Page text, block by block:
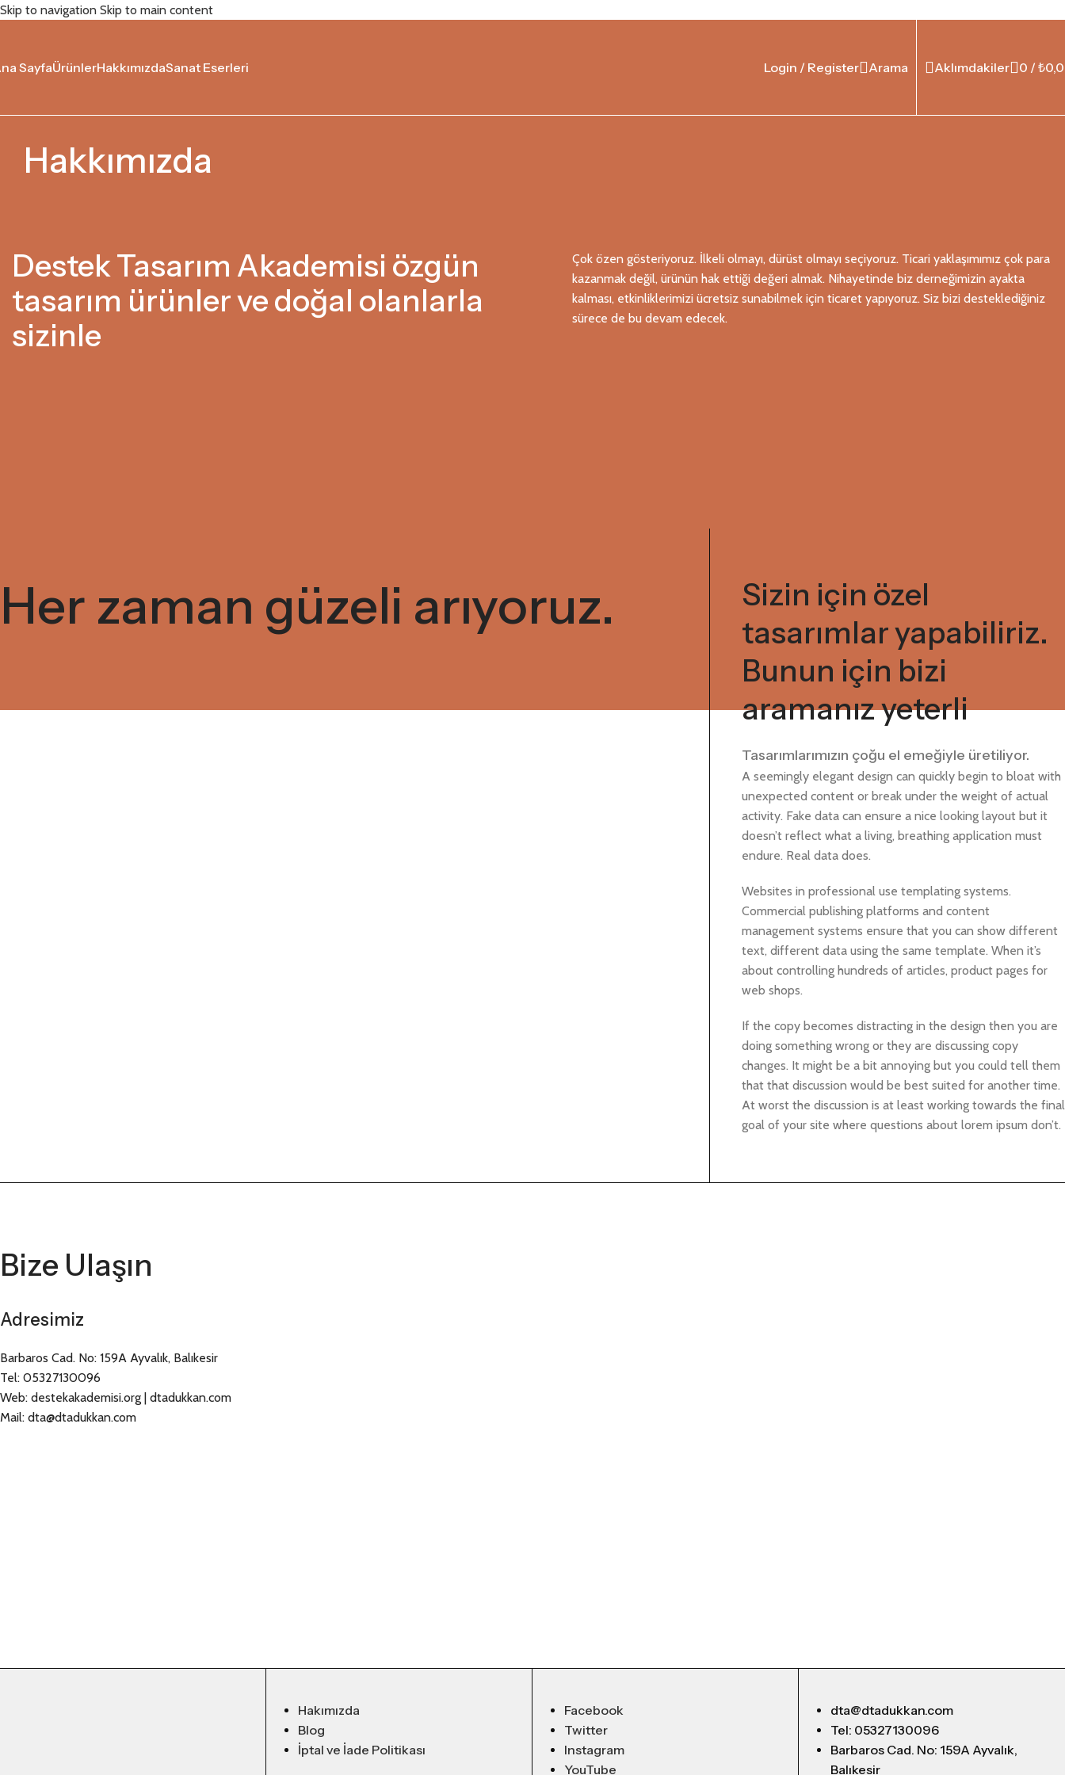
Skip to navigation Skip to main content
SayfaÜrünlerHakkımızdaSanat Eserleri Login / Register Arama Aklımdakiler 0 / ₺
Hakkımızda
Destek Tasarım Akademisi özgün
tasarım ürünler ve doğal olanlarla
sizinle
Çok özen gösteriyoruz. İlkeli olmayı, dürüst olmayı seçiyoruz. Ticari yaklaşımımız çok para
kazanmak değil, ürünün hak ettiği değeri almak. Nihayetinde biz derneğimizin ayakta
kalması, etkinliklerimizi ücretsiz sunabilmek için ticaret yapıyoruz. Siz bizi desteklediğiniz
sürece de bu devam edecek.
Her zaman güzeli arıyoruz.
Sizin için özel
tasarımlar yapabiliriz.
Bunun için bizi
aramanız yeterli
Tasarımlarımızın çoğu el emeğiyle üretiliyor.
A seemingly elegant design can quickly begin to bloat with
unexpected content or break under the weight of actual
activity. Fake data can ensure a nice looking layout but it
doesn’t reflect what a living, breathing application must
endure. Real data does.
Websites in professional use templating systems.
Commercial publishing platforms and content
management systems ensure that you can show different
text, different data using the same template. When it’s
about controlling hundreds of articles, product pages for
web shops.
If the copy becomes distracting in the design then you are
doing something wrong or they are discussing copy
changes. It might be a bit annoying but you could tell them
that that discussion would be best suited for another time.
At worst the discussion is at least working towards the final
goal of your site where questions about lorem ipsum don’t.
Bize Ulaşın
Adresimiz
Barbaros Cad. No: 159A Ayvalık, Balıkesir
Tel: 05327130096
Web: destekakademisi.org | dtadukkan.com
Mail: dta@dtadukkan.com
Hakımızda
Blog
İptal ve İade Politikası
Facebook
Twitter
Instagram
YouTube
dta@dtadukkan.com
Tel: 05327130096
Barbaros Cad. No: 159A Ayvalık,
Balıkesir